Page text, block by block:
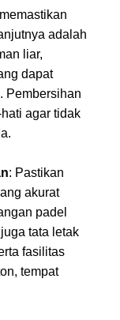
adalah
liar,
dapat
Pembersihan
agar tidak
: Pastikan
akurat
padel
tata letak
fasilitas
tempat